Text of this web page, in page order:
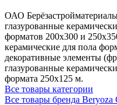
ОАО
глазурованные
форматов 200х300 и
керамические для пола
декоративные элементы
глазурованные
формата 250х125 м.
Все товары категории
Все товары бренда Beryoza